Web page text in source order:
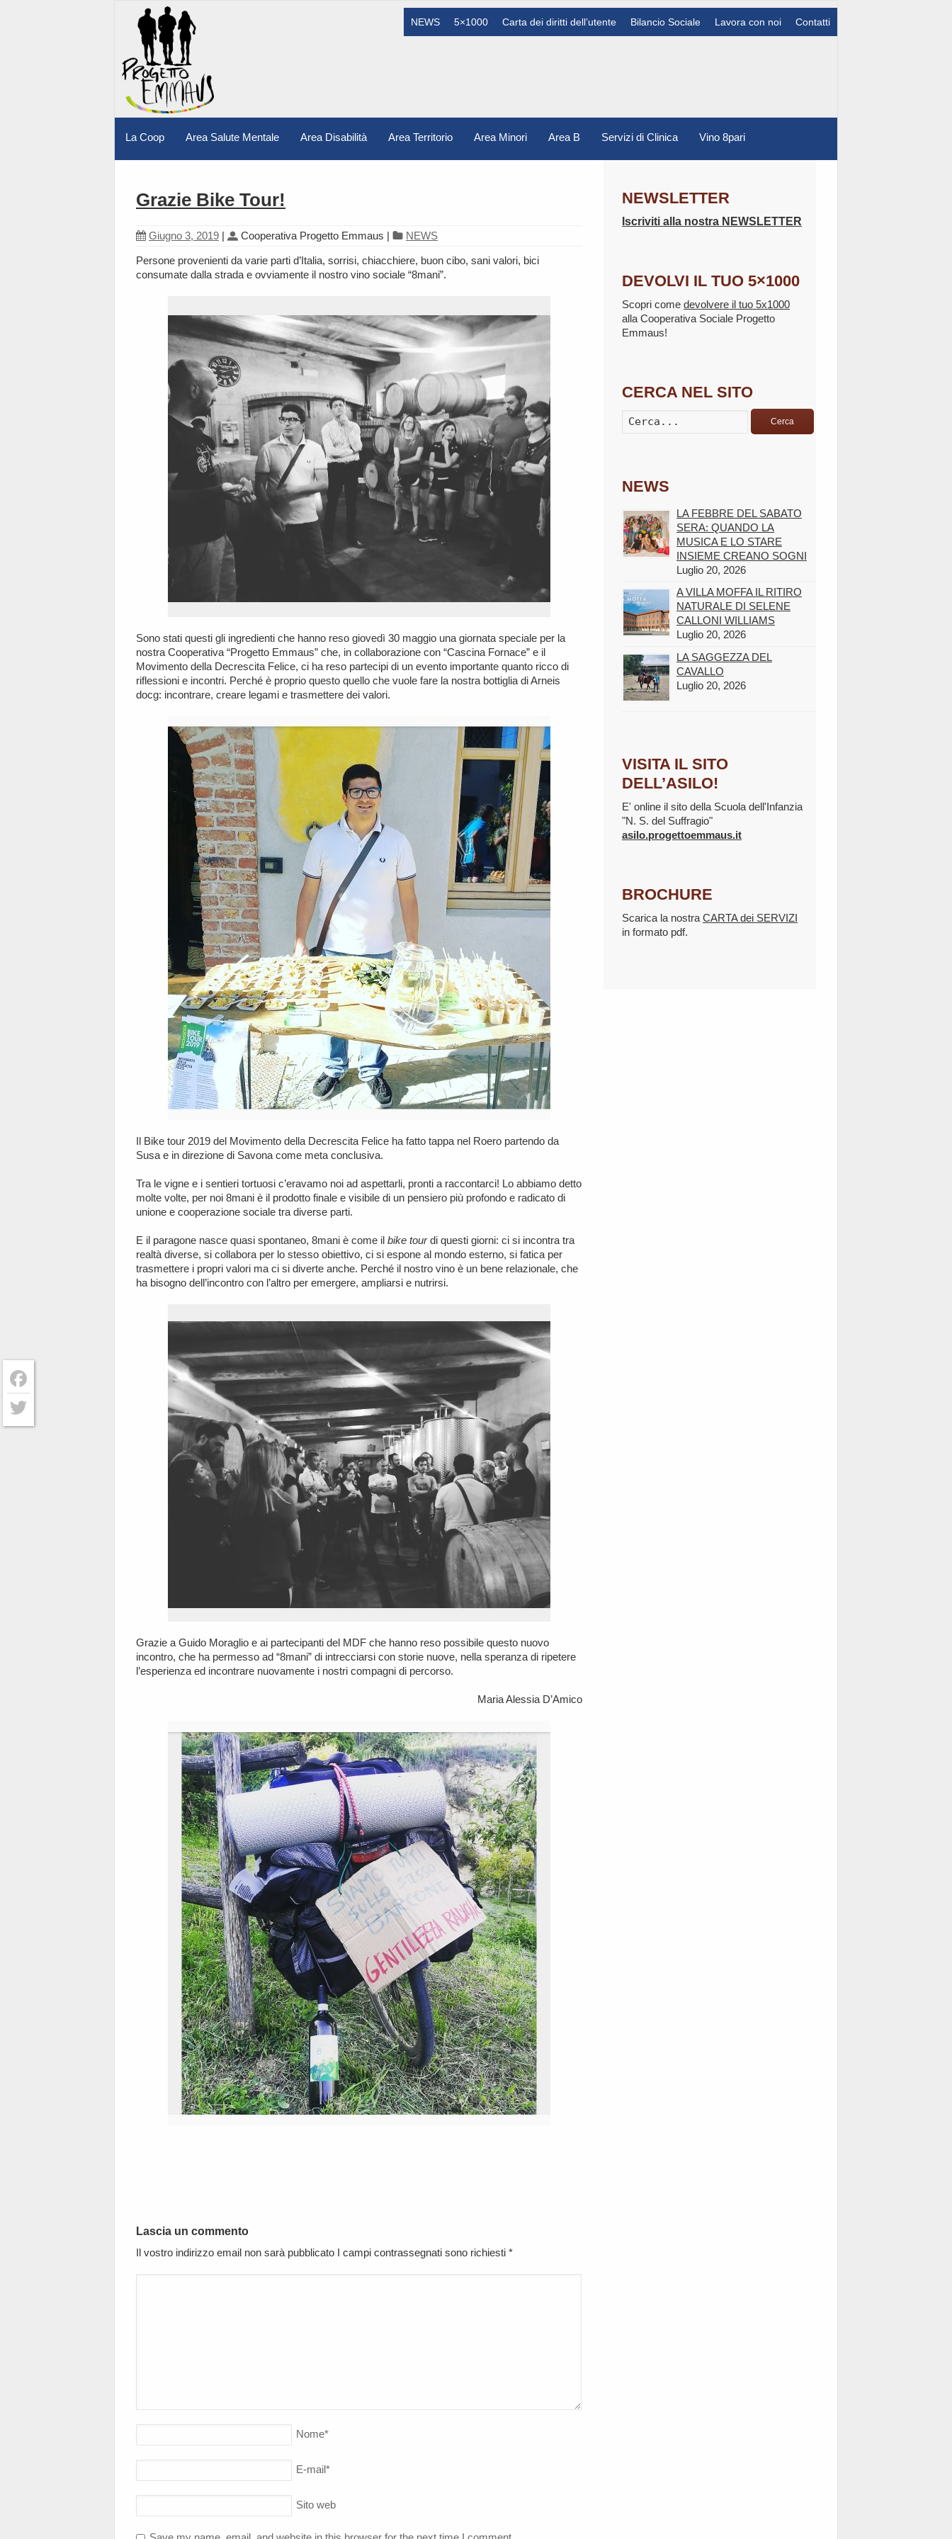
Contatti
Lavora con noi
Bilancio Sociale
Carta dei diritti dell’utente
5×1000
NEWS
La Coop Area Salute Mentale Area Disabilità Area Territorio Area Minori Area B Servizi di Clinica Vino 8pari
Grazie Bike Tour!
Giugno 3, 2019 | Cooperativa Progetto Emmaus | NEWS
Persone provenienti da varie parti d’Italia, sorrisi, chiacchiere, buon cibo, sani valori, bici
consumate dalla strada e ovviamente il nostro vino sociale “8mani”.
Sono stati questi gli ingredienti che hanno reso giovedì 30 maggio una giornata speciale per la
nostra Cooperativa “Progetto Emmaus” che, in collaborazione con “Cascina Fornace” e il
Movimento della Decrescita Felice, ci ha reso partecipi di un evento importante quanto ricco di
riflessioni e incontri. Perché è proprio questo quello che vuole fare la nostra bottiglia di Arneis
docg: incontrare, creare legami e trasmettere dei valori.
Il Bike tour 2019 del Movimento della Decrescita Felice ha fatto tappa nel Roero partendo da
Susa e in direzione di Savona come meta conclusiva.
Tra le vigne e i sentieri tortuosi c’eravamo noi ad aspettarli, pronti a raccontarci! Lo abbiamo detto
molte volte, per noi 8mani è il prodotto finale e visibile di un pensiero più profondo e radicato di
unione e cooperazione sociale tra diverse parti.
E il paragone nasce quasi spontaneo, 8mani è come il bike tourdi questi giorni: ci si incontra tra
realtà diverse, si collabora per lo stesso obiettivo, ci si espone al mondo esterno, si fatica per
trasmettere i propri valori ma ci si diverte anche. Perché il nostro vino è un bene relazionale, che
ha bisogno dell’incontro con l’altro per emergere, ampliarsi e nutrirsi.
Grazie a Guido Moraglio e ai partecipanti del MDF che hanno reso possibile questo nuovo
incontro, che ha permesso ad “8mani” di intrecciarsi con storie nuove, nella speranza di ripetere
l’esperienza ed incontrare nuovamente i nostri compagni di percorso.
Maria Alessia D’Amico
Lascia un commento
Il vostro indirizzo email non sarà pubblicato I campi contrassegnati sono richiesti *
Nome*
E-mail*
Sito web
NEWSLETTER
Iscriviti alla nostra NEWSLETTER
DEVOLVI IL TUO 5×1000
Scopri come devolvere il tuo 5x1000
alla Cooperativa Sociale Progetto
Emmaus!
CERCA NEL SITO
Cerca
NEWS
LA FEBBRE DEL SABATO
SERA: QUANDO LA
MUSICA E LO STARE
INSIEME CREANO SOGNI
Luglio 20, 2026
A VILLA MOFFA IL RITIRO
NATURALE DI SELENE
CALLONI WILLIAMS
Luglio 20, 2026
LA SAGGEZZA DEL
CAVALLO
Luglio 20, 2026
VISITA IL SITO
DELL’ASILO!
E' online il sito della Scuola dell'Infanzia
"N. S. del Suffragio"
asilo.progettoemmaus.it
BROCHURE
Scarica la nostra CARTA dei SERVIZI
in formato pdf.
Facebook
Twitter